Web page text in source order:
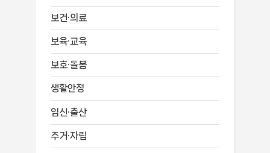
보건·의료
보육·교육
보호·돌봄
생활안정
임신·출산
주거·자립